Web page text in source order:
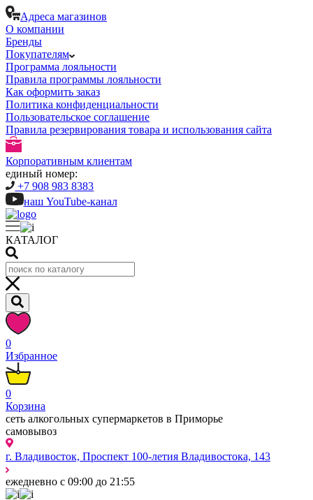
Адреса магазинов
О компании
Бренды
Покупателям
Программа лояльности
Правила программы лояльности
Как оформить заказ
Политика конфиденциальности
Пользовательское соглашение
Правила резервирования товара и использования сайта
Корпоративным клиентам
единый номер:
+7 908 983 8383
наш YouTube-канал
КАТАЛОГ
0
Избранное
0
Корзина
сеть алкогольных супермаркетов в Приморье
самовывоз
г. Владивосток, Проспект 100-летия Владивостока, 143
ежедневно с 09:00 до 21:55